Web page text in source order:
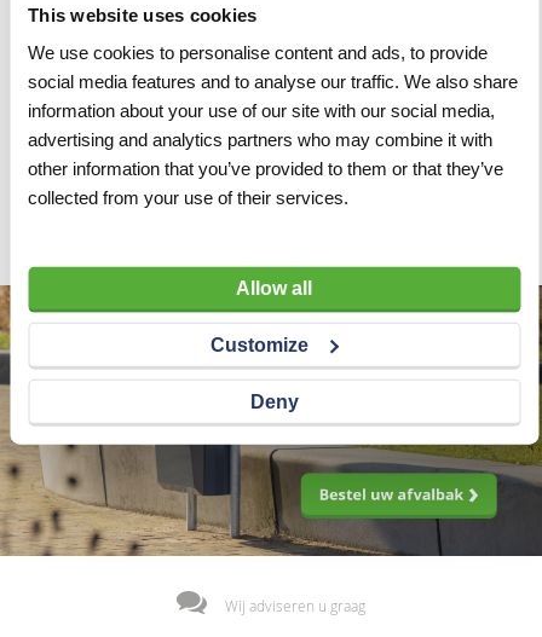
This website uses cookies
We use cookies to personalise content and ads, to provide
social media features and to analyse our traffic. We also share
information about your use of our site with our social media,
advertising and analytics partners who may combine it with
other information that you’ve provided to them or that they’ve
collected from your use of their services.
Allow all
Customize
Deny
Merk Sika
Kleur Zwart
Gewicht 1.583 gram
Wij adviseren u graag